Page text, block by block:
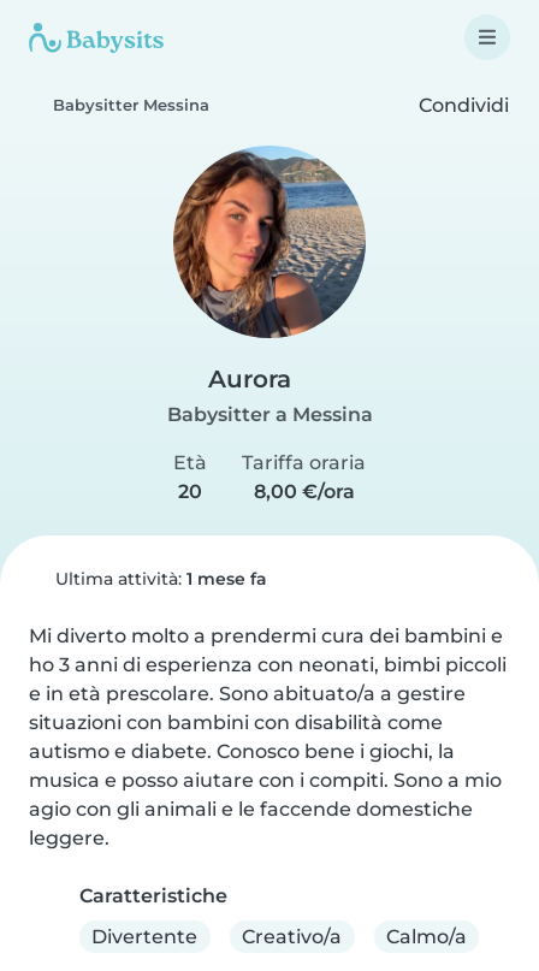
Babysitter Messina Condividi
Aurora
Babysitter a Messina
Età
20
Tariffa oraria
8,00 €/ora
Ultima attività: 1 mese fa
Mi diverto molto a prendermi cura dei bambini e
ho 3 anni di esperienza con neonati, bimbi piccoli
e in età prescolare. Sono abituato/a a gestire
situazioni con bambini con disabilità come
autismo e diabete. Conosco bene i giochi, la
musica e posso aiutare con i compiti. Sono a mio
agio con gli animali e le faccende domestiche
leggere.
Caratteristiche
Divertente
Creativo/a Calmo/a